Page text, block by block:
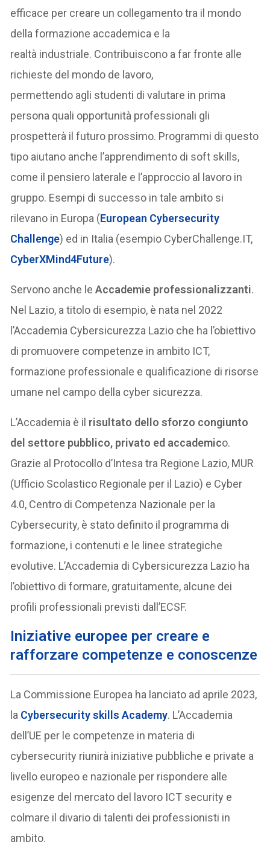
efficace per creare un collegamento tra il mondo
della formazione accademica e la
realtà industriale. Contribuiscono a far fronte alle
richieste del mondo de lavoro,
permettendo agli studenti di valutare in prima
persona quali opportunità professionali gli
prospetterà il futuro prossimo. Programmi di questo
tipo aiutano anche l’apprendimento di soft skills,
come il pensiero laterale e l’approccio al lavoro in
gruppo. Esempi di successo in tale ambito si
rilevano in Europa (European Cybersecurity
Challenge) ed in Italia (esempio CyberChallenge.IT,
CyberXMind4Future).
Servono anche leAccademie professionalizzanti.
Nel Lazio, a titolo di esempio, è nata nel 2022
l’Accademia Cybersicurezza Lazio che ha l’obiettivo
di promuovere competenze in ambito ICT,
formazione professionale e qualificazione di risorse
umane nel campo della cyber sicurezza.
L’Accademia è il risultato dello sforzo congiunto
del settore pubblico, privato ed accademico.
Grazie al Protocollo d’Intesa tra Regione Lazio, MUR
(Ufficio Scolastico Regionale per il Lazio) e Cyber
4.0, Centro di Competenza Nazionale per la
Cybersecurity, è stato definito il programma di
formazione, i contenuti e le linee strategiche
evolutive. L’Accademia di Cybersicurezza Lazio ha
l’obiettivo di formare, gratuitamente, alcune dei
profili professionali previsti dall’ECSF.
Iniziative europee per creare e
rafforzare competenze e conoscenze
La Commissione Europea ha lanciato ad aprile 2023,
la Cybersecurity skills Academy. L’Accademia
dell’UE per le competenze in materia di
cybersecurity riunirà iniziative pubbliche e private a
livello europeo e nazionale per rispondere alle
esigenze del mercato del lavoro ICT security e
colmare il divario di talenti dei professionisti in
ambito.